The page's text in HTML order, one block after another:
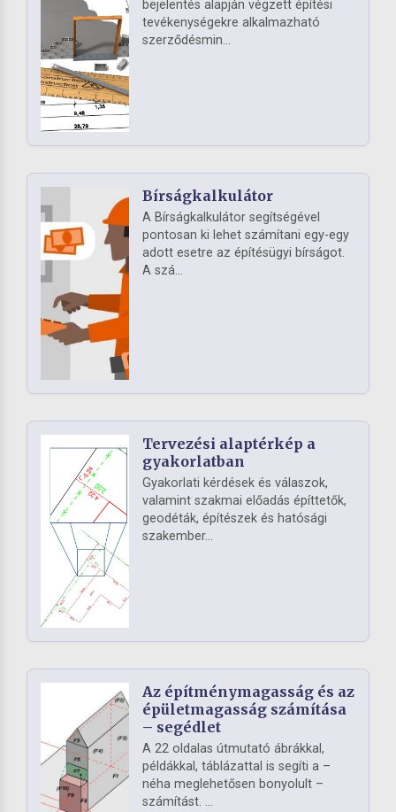
bejelentés alapján végzett építési
tevékenységekre alkalmazható
szerződésmin...
Bírságkalkulátor
A Bírságkalkulátor segítségével
pontosan ki lehet számítani egy-egy
adott esetre az építésügyi bírságot.
A szá...
Tervezési alaptérkép a
gyakorlatban
Gyakorlati kérdések és válaszok,
valamint szakmai előadás építtetők,
geodéták, építészek és hatósági
szakember...
Az építménymagasság és az
épületmagasság számítása
– segédlet
A 22 oldalas útmutató ábrákkal,
példákkal, táblázattal is segíti a –
néha meglehetősen bonyolult –
számítást. ...